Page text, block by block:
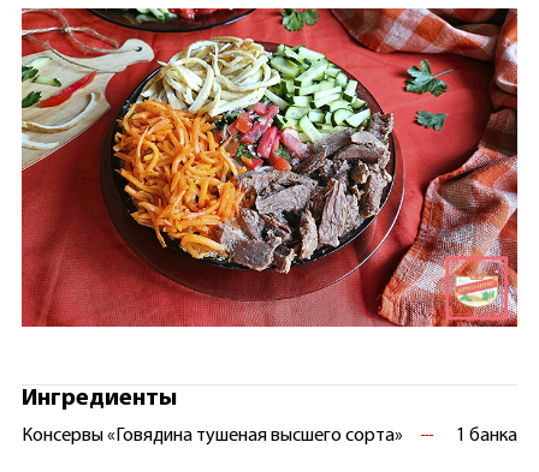
Ингредиенты
Консервы «Говядина тушеная высшего сорта» 1 банка